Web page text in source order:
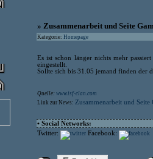
» Zusammenarbeit und Seite
Kategorie: Homepage
Es ist schon länger nichts mehr
eingestellt.
Sollte sich bis 31.05 jemand finden der
Quelle: www.isf-clan.com
Link zur News: Zusammenarbeit und Seite
• Social Networks:
Twitter:
Facebook: